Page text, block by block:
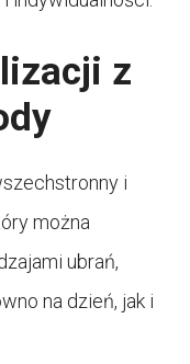
z
i
można
ubrań,
na dzień, jak i